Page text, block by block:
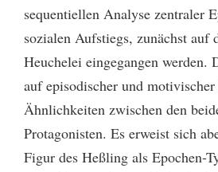
sequentiellen Analyse zentraler
sozialen Aufstiegs, zunächst auf
Heuchelei eingegangen werden.
auf episodischer und
Ähnlichkeiten zwischen den
Protagonisten. Es erweist sich
Figur des Heßling als Epochen-